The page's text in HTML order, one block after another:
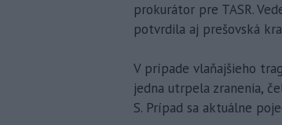
prokurátor pre TASR.
potvrdila aj prešovská
V prípade vlaňajšieho
jedna utrpela zranenia,
S. Prípad sa aktuálne